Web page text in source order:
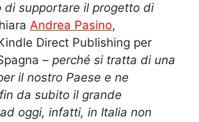
di supportare il progetto di
Andrea Pasino,
Direct Publishing per
– perché si tratta di una
il nostro Paese e ne
da subito il grande
oggi, infatti, in Italia non